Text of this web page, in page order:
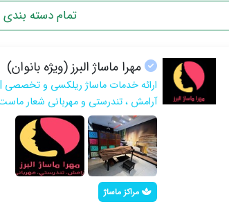
تمام دسته
مهرا ماساژ البرز (ویژه بانوان)
ارائه خدمات ماساژ ریلکسی و تخصصی |
آرامش ، تندرستی و مهربانی شعار ماست |
مراکز ماساژ